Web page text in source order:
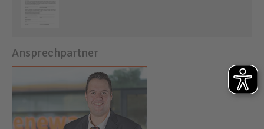
Ansprechpartner